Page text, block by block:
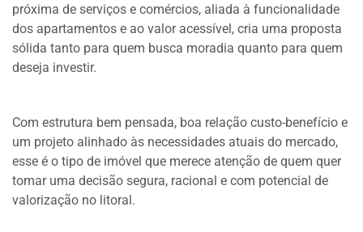
próxima de serviços e comércios, aliada à funcionalidade
dos apartamentos e ao valor acessível, cria uma proposta
sólida tanto para quem busca moradia quanto para quem
deseja investir.
Com estrutura bem pensada, boa relação custo-benefício e
um projeto alinhado às necessidades atuais do mercado,
esse é o tipo de imóvel que merece atenção de quem quer
tomar uma decisão segura, racional e com potencial de
valorização no litoral.